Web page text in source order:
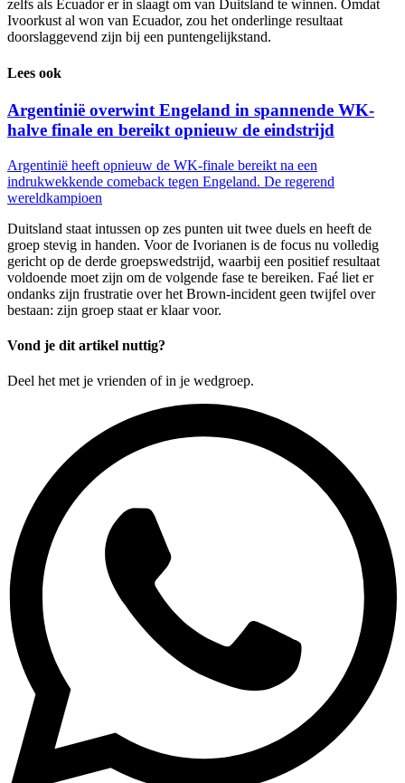
zelfs als Ecuador er in slaagt om van Duitsland te winnen. Omdat
Ivoorkust al won van Ecuador, zou het onderlinge resultaat
doorslaggevend zijn bij een puntengelijkstand.
Lees ook
Argentinië overwint Engeland in spannende WK-
halve finale en bereikt opnieuw de eindstrijd
Argentinië heeft opnieuw de WK-finale bereikt na een
indrukwekkende comeback tegen Engeland. De regerend
wereldkampioen
Duitsland staat intussen op zes punten uit twee duels en heeft de
groep stevig in handen. Voor de Ivorianen is de focus nu volledig
gericht op de derde groepswedstrijd, waarbij een positief resultaat
voldoende moet zijn om de volgende fase te bereiken. Faé liet er
ondanks zijn frustratie over het Brown-incident geen twijfel over
bestaan: zijn groep staat er klaar voor.
Vond je dit artikel nuttig?
Deel het met je vrienden of in je wedgroep.